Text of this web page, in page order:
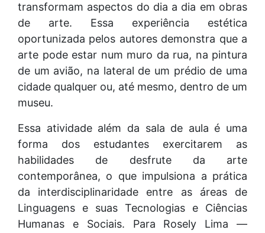
transformam aspectos do dia a dia em obras
de arte. Essa experiência estética
oportunizada pelos autores demonstra que a
arte pode estar num muro da rua, na pintura
de um avião, na lateral de um prédio de uma
cidade qualquer ou, até mesmo, dentro de um
museu.
Essa atividade além da sala de aula é uma
forma dos estudantes exercitarem as
habilidades de desfrute da arte
contemporânea, o que impulsiona a prática
da interdisciplinaridade entre as áreas de
Linguagens e suas Tecnologias e Ciências
Humanas e Sociais. Para Rosely Lima —